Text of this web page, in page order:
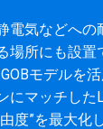
電気などへ
場所にも設置
モデルを
にマッチした
度”を最大化